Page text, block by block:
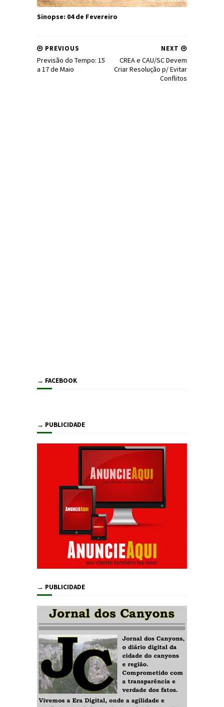
Sinopse: 04 de Fevereiro
NEXT
CREA e CAU/SC Devem
Criar Resolução p/ Evitar
Conflitos
PREVIOUS
Previsão do Tempo: 15
a 17 de Maio
→ FACEBOOK
→ PUBLICIDADE
→ PUBLICIDADE